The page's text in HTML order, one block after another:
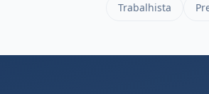
Trabalhista